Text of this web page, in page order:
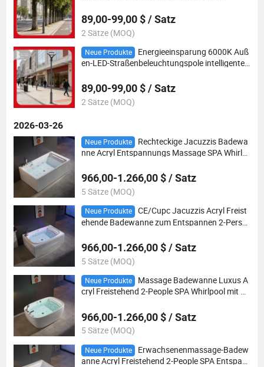
89,00-99,00 $ / Satz
2 Sätze (MOQ)
Neue Produkte
Energieeinsparung 6000K Auß
en-LED-Straßenbeleuchtungspole intelligente
ichtlösung Parkplatzlicht für Garten
89,00-99,00 $ / Satz
2 Sätze (MOQ)
2026-03-26
Neue Produkte
Rechteckige Jacuzzis Badewa
nne Acryl Entspannungs Massage SPA Whirlp
966,00-1.266,00 $ / Satz
5 Sätze (MOQ)
Neue Produkte
CE/Cupc Jacuzzis Acryl Freist
ehende Badewanne zum Entspannen 2-Perso
966,00-1.266,00 $ / Satz
5 Sätze (MOQ)
Neue Produkte
Massage Badewanne Luxus A
cryl Freistehend 2-People SPA Whirlpool mit Ki
966,00-1.266,00 $ / Satz
5 Sätze (MOQ)
Neue Produkte
Erwachsenenmassage-Badew
anne Acryl Freistehend 2-People SPA Entspan